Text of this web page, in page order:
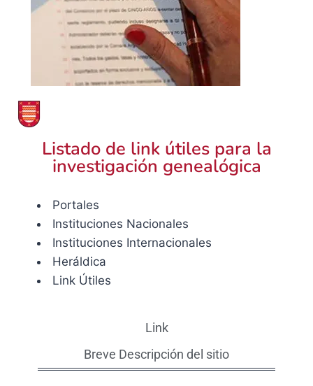
Listado de link útiles para la
investigación genealógica
Portales
Instituciones Nacionales
Instituciones Internacionales
Heráldica
Link Útiles
Link
Breve Descripción del sitio